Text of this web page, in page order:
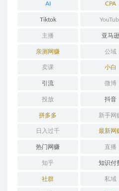
AI CPA
Tiktok
主播 亚马逊
亲测网赚 公域
卖课 小白
引流 微博
投放 抖音
拼多多 新手网
日入过千 最新网
热门网赚 直播
知乎 知识付
社群 私域